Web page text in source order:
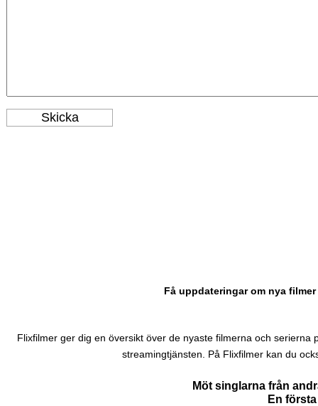
Få uppdateringar om nya
Flixfilmer ger dig en översikt över de nyaste filmerna och
streamingtjänsten. På Flixfilmer kan du
Möt singlarna från
En